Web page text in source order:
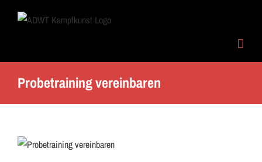
Probetraining vereinbaren